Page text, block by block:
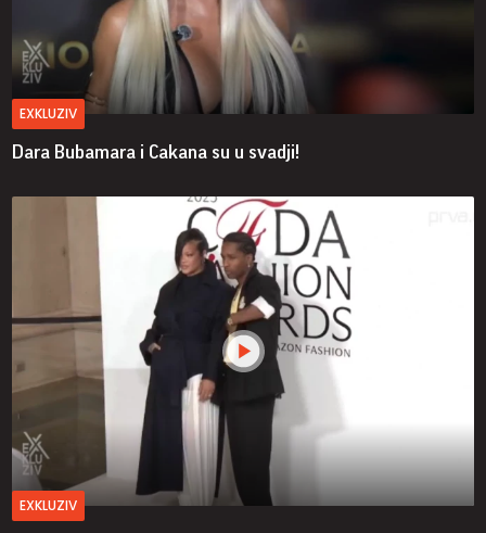
EXKLUZIV
Dara Bubamara i Cakana su u svadji!
EXKLUZIV